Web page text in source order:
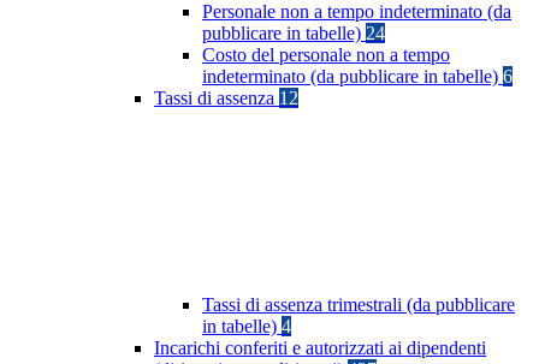
Personale non a tempo indeterminato (da
pubblicare in tabelle) 24
Costo del personale non a tempo
indeterminato (da pubblicare in tabelle) 6
Tassi di assenza 12
Tassi di assenza trimestrali (da pubblicare
in tabelle) 4
Incarichi conferiti e autorizzati ai dipendenti